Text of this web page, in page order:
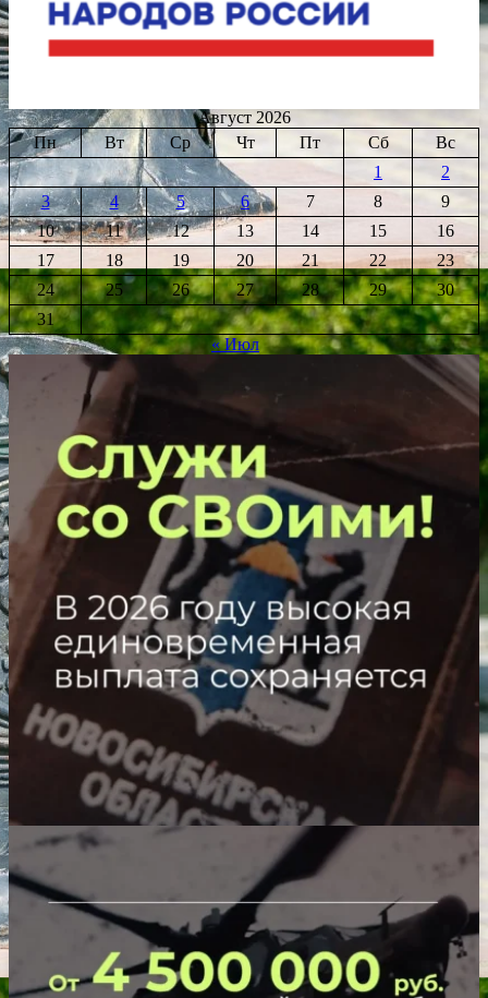
Август 2026
Пн
Вт Ср Чт Пт Сб
Вс
1
2
3
4 5 6 7 8
9
10
11 12 13 14 15
16
17
18 19 20 21 22
23
24
25 26 27 28 29
30
31
« Июл